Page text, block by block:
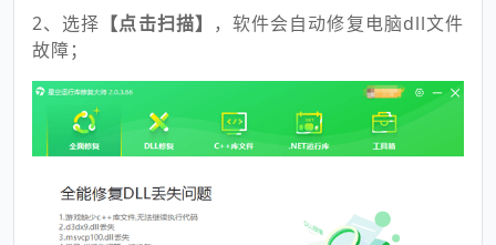
2、选择 【点击扫描】
，软件会自动修复电脑dll文件
故障；